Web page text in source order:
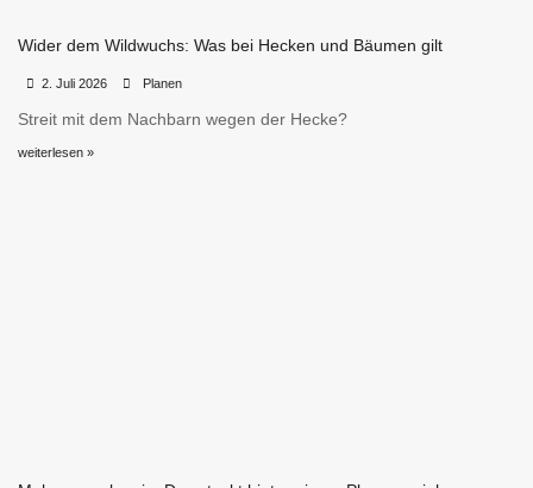
Wider dem Wildwuchs: Was bei Hecken und Bäumen gilt
2. Juli 2026 Planen
Streit mit dem Nachbarn wegen der Hecke?
weiterlesen »